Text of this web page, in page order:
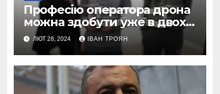
Професію оператора дрона
можна здобути уже в двох
профтехах Львівщини
ЛЮТ 28, 2024 ІВАН ТРОЯН